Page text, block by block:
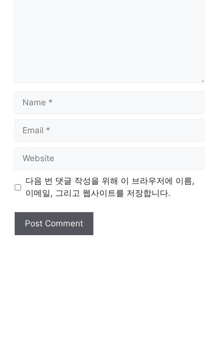
Name
Email
Website
다음 번 댓글 작성을 위해 이 브라우저에 이름,
이메일, 그리고 웹사이트를 저장합니다.